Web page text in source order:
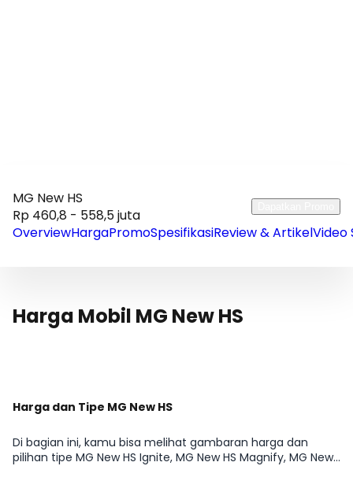
MG New HS
Rp 460,8 - 558,5 juta
OverviewHargaPromoSpesifikasiReview & ArtikelVideo
Harga Mobil MG New HS
Harga dan Tipe MG New HS
Di bagian ini, kamu bisa melihat gambaran harga dan
pilihan tipe MG New HS Ignite, MG New HS Magnify, MG New